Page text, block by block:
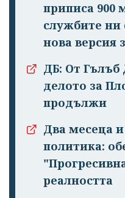
приписа 900
службите ни
нова версия
ДБ: От Гълъб
делото за
продължи
Два месеца
политика:
реалността